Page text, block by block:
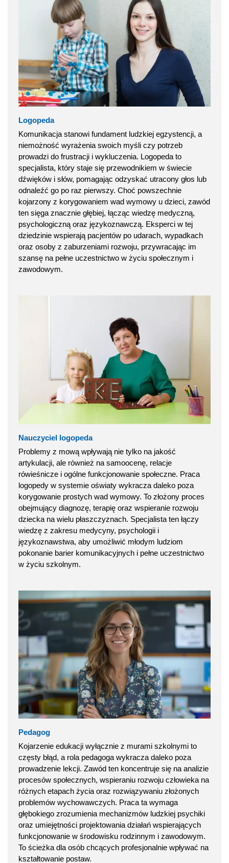
Logopeda
Komunikacja stanowi fundament ludzkiej egzystencji, a
niemożność wyrażenia swoich myśli czy potrzeb
prowadzi do frustracji i wykluczenia. Logopeda to
specjalista, który staje się przewodnikiem w świecie
dźwięków i słów, pomagając odzyskać utracony głos lub
odnaleźć go po raz pierwszy. Choć powszechnie
kojarzony z korygowaniem wad wymowy u dzieci, zawód
ten sięga znacznie głębiej, łącząc wiedzę medyczną,
psychologiczną oraz językoznawczą. Eksperci w tej
dziedzinie wspierają pacjentów po udarach, wypadkach
oraz osoby z zaburzeniami rozwoju, przywracając im
szansę na pełne uczestnictwo w życiu społecznym i
zawodowym.
Nauczyciel logopeda
Problemy z mową wpływają nie tylko na jakość
artykulacji, ale również na samoocenę, relacje
rówieśnicze i ogólne funkcjonowanie społeczne. Praca
logopedy w systemie oświaty wykracza daleko poza
korygowanie prostych wad wymowy. To złożony proces
obejmujący diagnozę, terapię oraz wspieranie rozwoju
dziecka na wielu płaszczyznach. Specjalista ten łączy
wiedzę z zakresu medycyny, psychologii i
językoznawstwa, aby umożliwić młodym ludziom
pokonanie barier komunikacyjnych i pełne uczestnictwo
w życiu szkolnym.
Pedagog
Kojarzenie edukacji wyłącznie z murami szkolnymi to
częsty błąd, a rola pedagoga wykracza daleko poza
prowadzenie lekcji. Zawód ten koncentruje się na analizie
procesów społecznych, wspieraniu rozwoju człowieka na
różnych etapach życia oraz rozwiązywaniu złożonych
problemów wychowawczych. Praca ta wymaga
głębokiego zrozumienia mechanizmów ludzkiej psychiki
oraz umiejętności projektowania działań wspierających
funkcjonowanie w środowisku rodzinnym i zawodowym.
To ścieżka dla osób chcących profesjonalnie wpływać na
kształtowanie postaw.